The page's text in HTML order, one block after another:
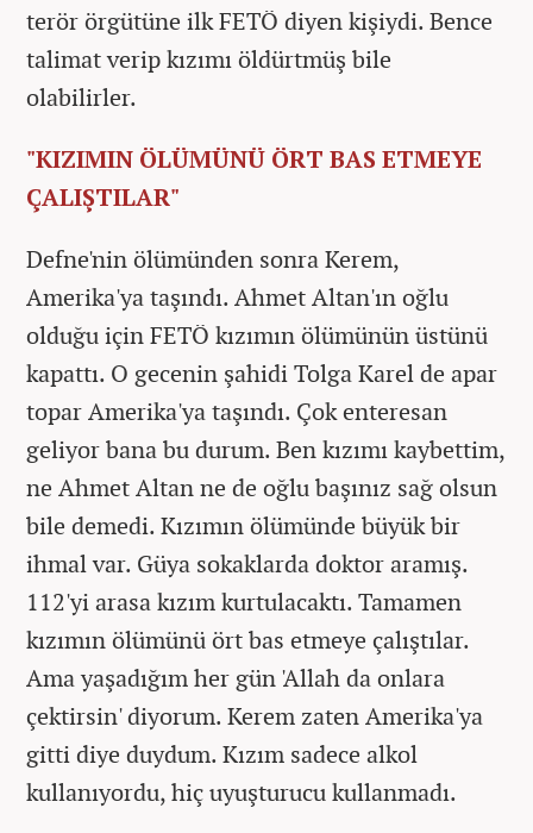
terör örgütüne ilk FETÖ diyen kişiydi. Bence
talimat verip kızımı öldürtmüş bile
olabilirler.
"KIZIMIN ÖLÜMÜNÜ ÖRT BAS ETMEYE
ÇALIŞTILAR"
Defne'nin ölümünden sonra Kerem,
Amerika'ya taşındı. Ahmet Altan'ın oğlu
olduğu için FETÖ kızımın ölümünün üstünü
kapattı. O gecenin şahidi Tolga Karel de apar
topar Amerika'ya taşındı. Çok enteresan
geliyor bana bu durum. Ben kızımı kaybettim,
ne Ahmet Altan ne de oğlu başınız sağ olsun
bile demedi. Kızımın ölümünde büyük bir
ihmal var. Güya sokaklarda doktor aramış.
112'yi arasa kızım kurtulacaktı. Tamamen
kızımın ölümünü ört bas etmeye çalıştılar.
Ama yaşadığım her gün 'Allah da onlara
çektirsin' diyorum. Kerem zaten Amerika'ya
gitti diye duydum. Kızım sadece alkol
kullanıyordu, hiç uyuşturucu kullanmadı.